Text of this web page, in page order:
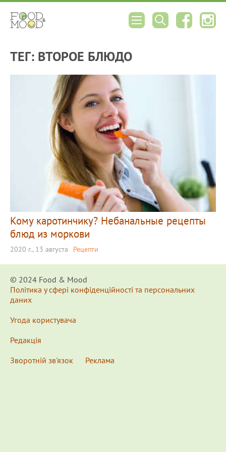
ТЕГ: ВТОРОЕ БЛЮДО
Кому каротинчику? Небанальные рецепты
блюд из моркови
2020 г., 13 августа Рецепти
© 2024 Food & Мood
Політика у сфері конфіденційності та персональних
даних
Угода користувача
Редакція
Зворотній зв'язок
Реклама